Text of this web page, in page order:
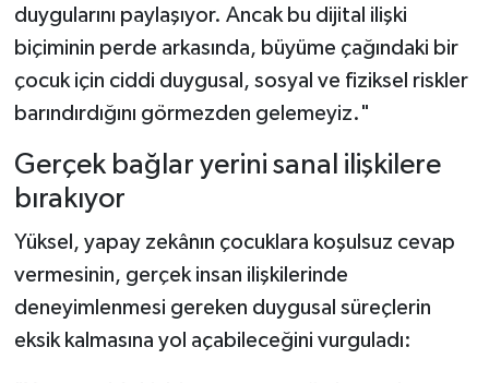
duygularını paylaşıyor. Ancak bu dijital ilişki
biçiminin perde arkasında, büyüme çağındaki bir
çocuk için ciddi duygusal, sosyal ve fiziksel riskler
barındırdığını görmezden gelemeyiz."
Gerçek bağlar yerini sanal ilişkilere
bırakıyor
Yüksel, yapay zekânın çocuklara koşulsuz cevap
vermesinin, gerçek insan ilişkilerinde
deneyimlenmesi gereken duygusal süreçlerin
eksik kalmasına yol açabileceğini vurguladı: